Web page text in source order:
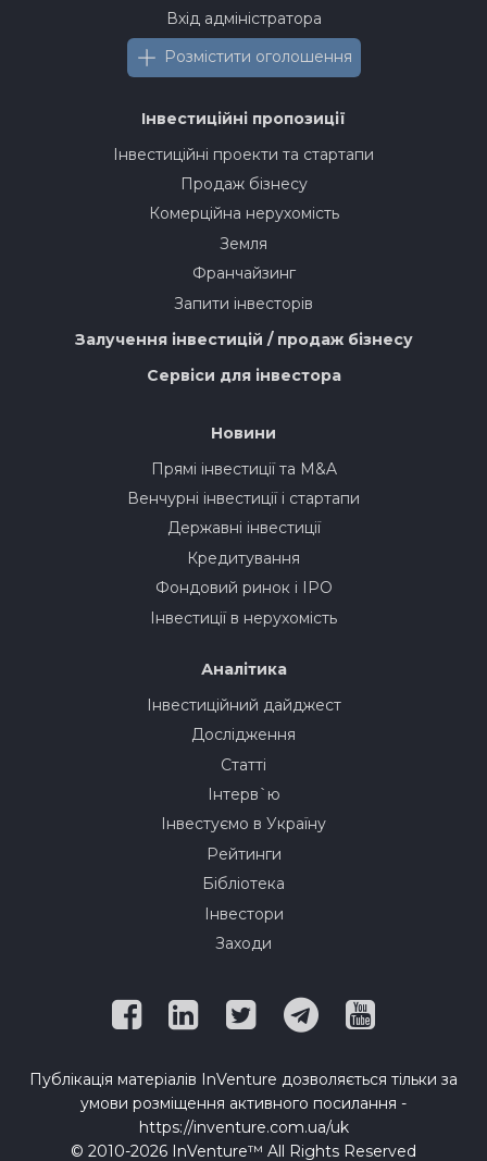
Вхід адміністратора
Розмістити оголошення
Інвестиційні пропозиції
Інвестиційні проекти та стартапи
Продаж бізнесу
Комерційна нерухомість
Земля
Франчайзинг
Запити інвесторів
Залучення інвестицій / продаж бізнесу
Сервіси для інвестора
Новини
Прямі інвестиції та M&A
Венчурні інвестиції і стартапи
Державні інвестиції
Кредитування
Фондовий ринок і IPO
Інвестиції в нерухомість
Аналітика
Інвестиційний дайджест
Дослідження
Статті
Інтерв`ю
Інвестуємо в Україну
Рейтинги
Бібліотека
Інвестори
Заходи
Публікація матеріалів InVenture дозволяється тільки за
умови розміщення активного посилання -
https://inventure.com.ua/uk
© 2010-2026 InVenture™ All Rights Reserved